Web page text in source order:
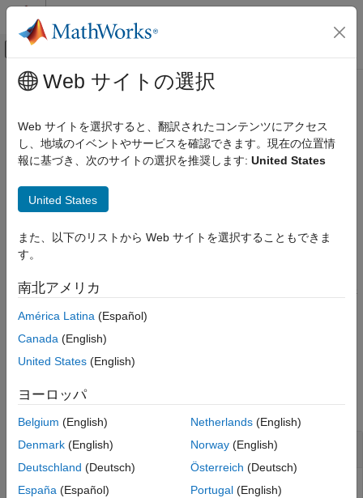
コンテンツへスキップ
オフキャンバス ナビゲーション メ
ドキュメンテーションのホーム
数学
線形代数
rcond
項目一覧
説明
入力引数
拡張機能
バージョン履歴
メインコンテンツ
rcond
条件数の逆数
構文
説明
す。A が良条件の場合、
例
すべて折りたたむ
悪条件の行列の感度
Web サイトの選択
Web サイトを選択すると、翻訳されたコンテンツにアクセス
し、地域のイベントやサービスを確認できます。現在の位置情
報に基づき、次のサイトの選択を推奨します: United States
United States
また、以下のリストから Web サイトを選択することもできま
す。
南北アメリカ
América Latina (Español)
Canada (English)
United States (English)
ヨーロッパ
Belgium (English)
Denmark (English)
Deutschland (Deutsch)
España (Español)
Netherlands(English)
Norway(English)
Österreich (Deutsch)
Portugal(English)